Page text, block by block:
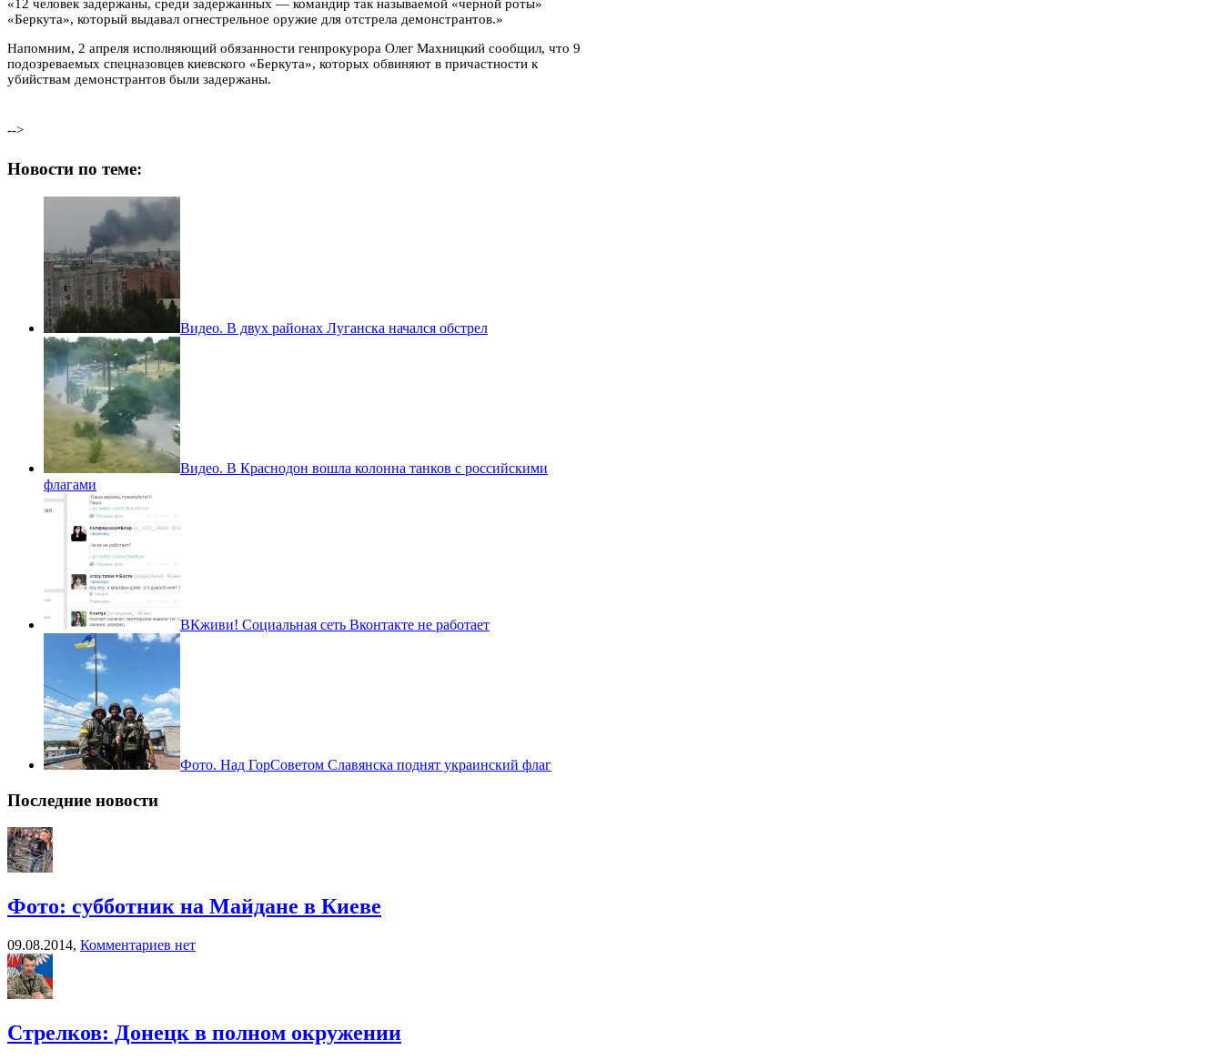
«12 человек задержаны, среди задержанных — командир так называемой «черной роты»
«Беркута», который выдавал огнестрельное оружие для отстрела демонстрантов.»
Напомним, 2 апреля исполняющий обязанности генпрокурора Олег Махницкий сообщил, что 9
подозреваемых спецназовцев киевского «Беркута», которых обвиняют в причастности к
убийствам демонстрантов были задержаны.
-->
Новости по теме:
Видео. В двух районах Луганска начался обстрел
Видео. В Краснодон вошла колонна танков с российскими
флагами
ВКживи! Социальная сеть Вконтакте не работает
Фото. Над ГорСоветом Славянска поднят украинский флаг
Последние новости
Фото: субботник на Майдане в Киеве
09.08.2014, Комментариев нет
Стрелков: Донецк в полном окружении